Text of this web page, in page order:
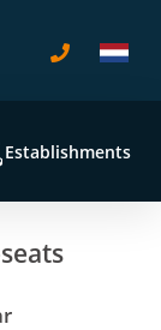
Establishments